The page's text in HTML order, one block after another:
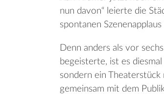
nun davon“ leierte die
spontanen
Denn anders als vor
begeisterte, ist es
sondern ein
gemeinsam mit dem